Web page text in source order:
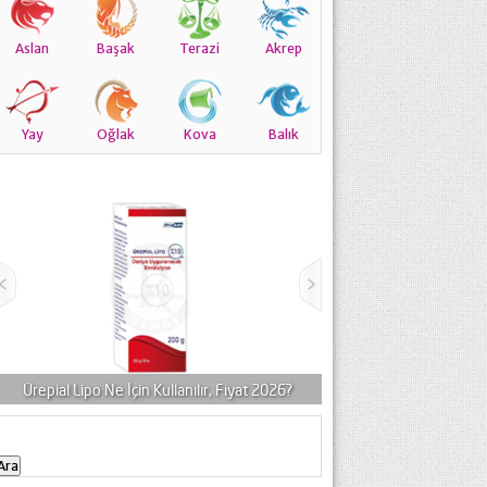
Aslan Başak Terazi Akrep
Yay Oğlak Kova Balık
Lipo Ne İçin Kullanılır, Fiyat 2026? Efudix Krem Neye İyi Gelir,
Arama: